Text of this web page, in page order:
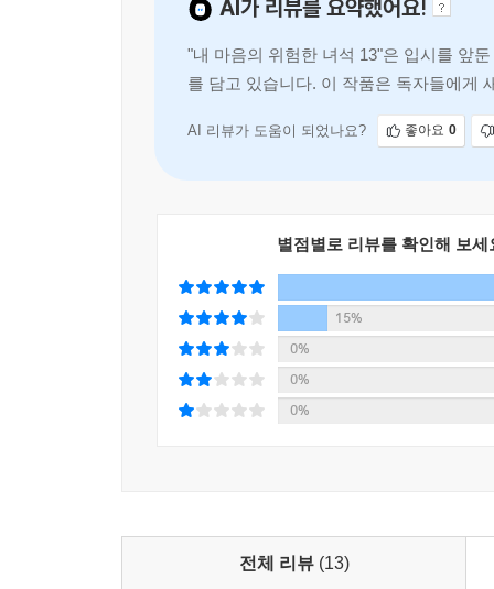
AI가 리뷰를 요약했어요!
"내 마음의 위험한 녀석 13"은 입시를 앞
를 담고 있습니다. 이 작품은 독자들에게
냅니다. 쿄타로는 연말을 맞아 야마
별점별로 리뷰를 확인해 보세
0%
0%